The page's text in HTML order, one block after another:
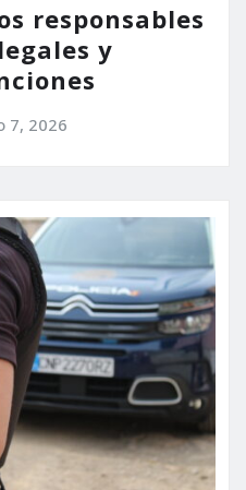
responsables
y
7, 2026